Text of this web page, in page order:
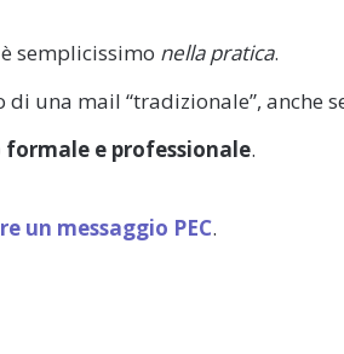
è semplicissimo nella pratica.
una mail “tradizionale”, anche
e professionale.
un messaggio PEC.